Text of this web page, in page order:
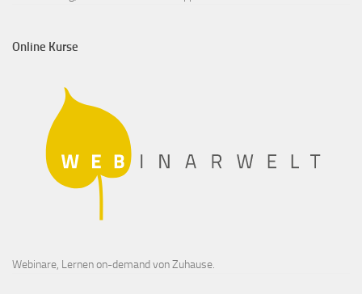
Online Kurse
Webinare, Lernen on-demand von Zuhause.